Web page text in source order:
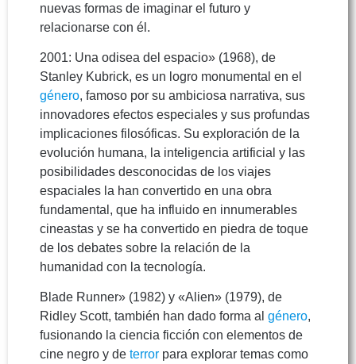
nuevas formas de imaginar el futuro y
relacionarse con él.
2001: Una odisea del espacio» (1968), de
Stanley Kubrick, es un logro monumental en el
género, famoso por su ambiciosa narrativa, sus
innovadores efectos especiales y sus profundas
implicaciones filosóficas. Su exploración de la
evolución humana, la inteligencia artificial y las
posibilidades desconocidas de los viajes
espaciales la han convertido en una obra
fundamental, que ha influido en innumerables
cineastas y se ha convertido en piedra de toque
de los debates sobre la relación de la
humanidad con la tecnología.
Blade Runner» (1982) y «Alien» (1979), de
Ridley Scott, también han dado forma al género,
fusionando la ciencia ficción con elementos de
cine negro y de terror para explorar temas como